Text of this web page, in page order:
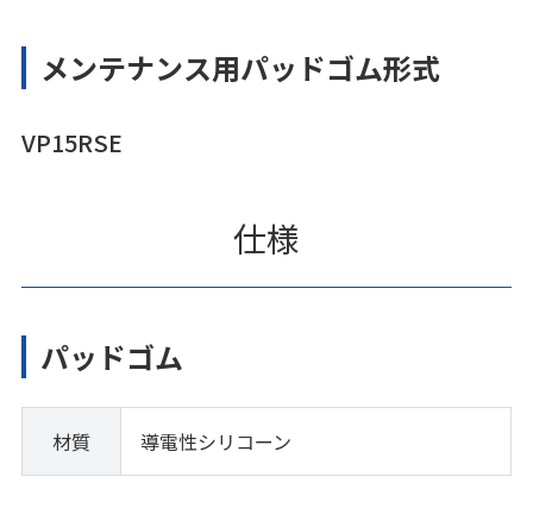
メンテナンス用パッドゴム形式
VP15RSE
仕様
パッドゴム
材質 導電性シリコーン